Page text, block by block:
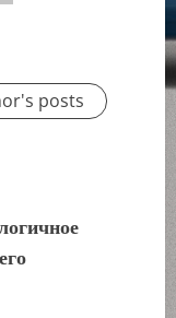
posts